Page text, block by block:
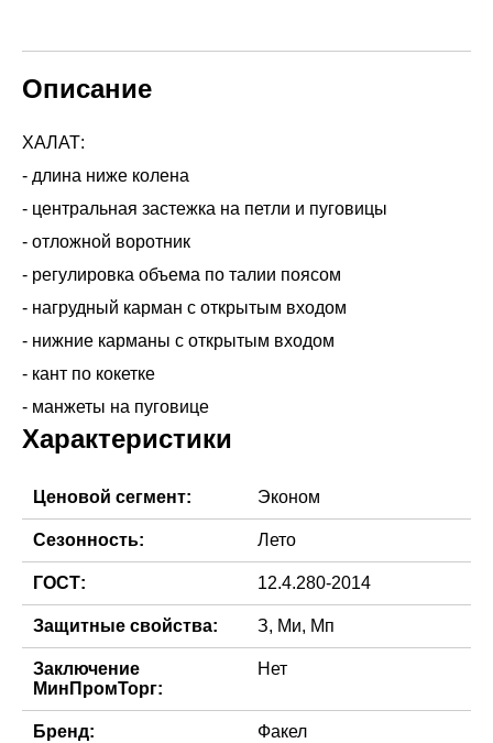
Описание
ХАЛАТ:
- длина ниже колена
- центральная застежка на петли и пуговицы
- отложной воротник
- регулировка объема по талии поясом
- нагрудный карман с открытым входом
- нижние карманы с открытым входом
- кант по кокетке
Характеристики
Ценовой сегмент: Эконом
Сезонность: Лето
ГОСТ: 12.4.280-2014
Защитные свойства: З, Ми, Мп
Заключение
МинПромТорг:
Нет
Бренд: Факел